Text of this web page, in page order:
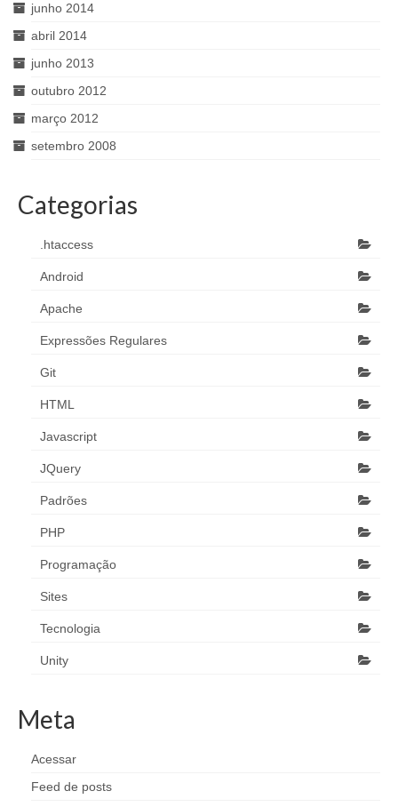
junho 2014
abril 2014
junho 2013
outubro 2012
março 2012
setembro 2008
Categorias
.htaccess
Android
Apache
Expressões Regulares
Git
HTML
Javascript
JQuery
Padrões
PHP
Programação
Sites
Tecnologia
Unity
Meta
Acessar
Feed de posts